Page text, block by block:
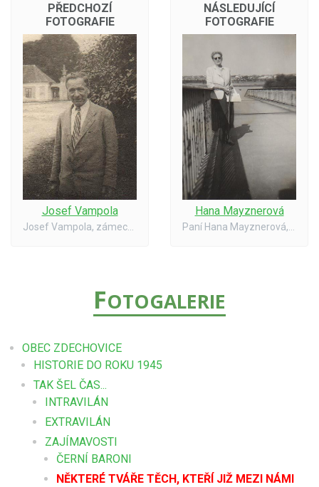
PŘEDCHOZÍ
FOTOGRAFIE
Josef Vampola
NÁSLEDUJÍCÍ
FOTOGRAFIE
Hana Mayznerová
FOTOGALERIE
OBEC ZDECHOVICE
HISTORIE DO ROKU 1945
TAK ŠEL ČAS...
INTRAVILÁN
EXTRAVILÁN
ZAJÍMAVOSTI
ČERNÍ BARONI
NĚKTERÉ TVÁŘE TĚCH, KTEŘÍ JIŽ MEZI NÁMI